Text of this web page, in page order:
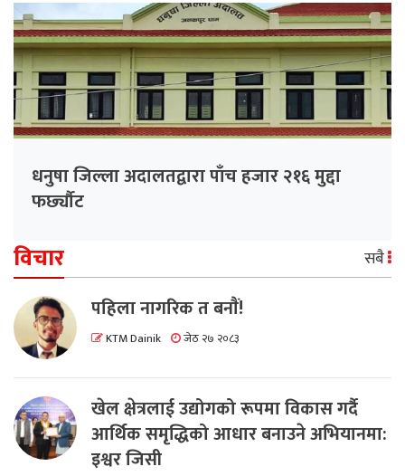
धनुषा जिल्ला अदालतद्वारा पाँच हजार २१६ मुद्दा
फर्छ्यौट
विचार सबै
पहिला नागरिक त बनाैं!
KTM Dainik जेठ २७ २०८३
खेल क्षेत्रलाई उद्योगको रूपमा विकास गर्दै
आर्थिक समृद्धिको आधार बनाउने अभियानमा:
इश्वर जिसी